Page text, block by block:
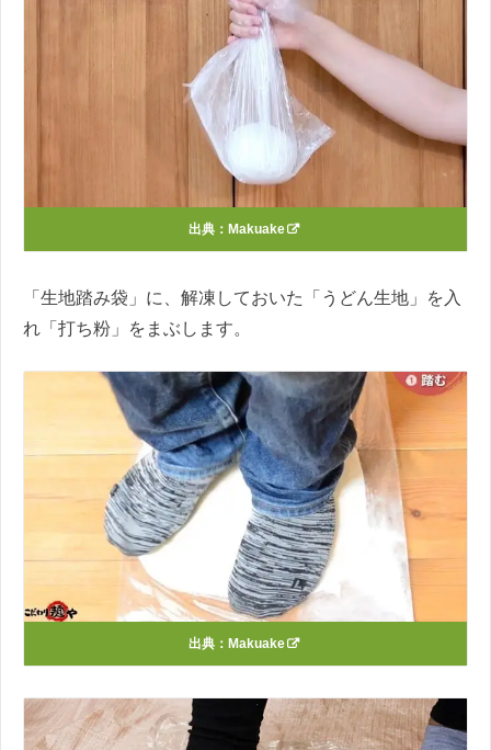
出典： Makuake
「生地踏み袋」に、解凍しておいた「うどん生地」を入
れ「打ち粉」をまぶします。
出典： Makuake